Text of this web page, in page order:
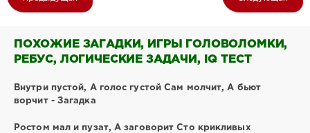
ПОХОЖИЕ ЗАГАДКИ, ИГРЫ ГОЛОВОЛОМКИ,
РЕБУС, ЛОГИЧЕСКИЕ ЗАДАЧИ, IQ ТЕСТ
Внутри пустой, А голос густой Сам молчит, А бьют
ворчит - Загадка
Ростом мал и пузат, А заговорит Сто крикливых